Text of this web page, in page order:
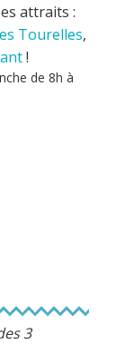
attraits :
Tourelles,
!
de 8h à
3